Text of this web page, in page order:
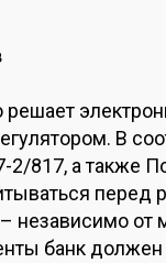
В
817, а также
перед
независимо от
банк должен